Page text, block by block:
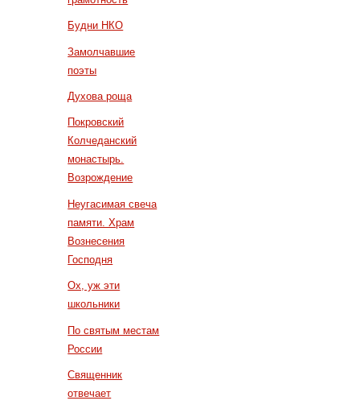
Будни НКО
Замолчавшие
поэты
Духова роща
Покровский
Колчеданский
монастырь.
Возрождение
Неугасимая свеча
памяти. Храм
Вознесения
Господня
Ох, уж эти
школьники
По святым местам
России
Священник
отвечает